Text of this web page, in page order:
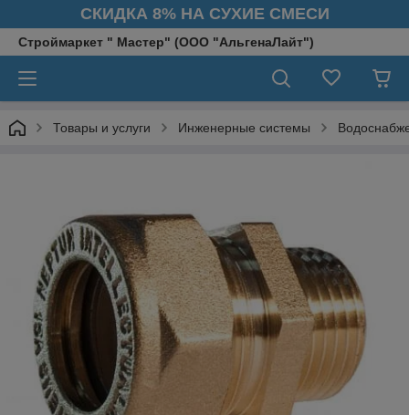
СКИДКА 8% НА СУХИЕ СМЕСИ
Строймаркет " Мастер" (ООО "АльгенаЛайт")
Товары и услуги Инженерные системы